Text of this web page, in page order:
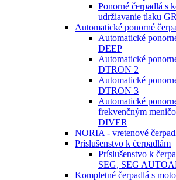
Ponorné čerpadlá s
udržiavanie tlaku
Automatické ponorné
Automatické
DEEP
Automatické
DTRON 2
Automatické
DTRON 3
Automatické
frekvenčným
DIVER
NORIA - vretenové
Príslušenstvo k čerpadlám
Príslušenstvo k
SEG, SEG
Kompletné čerpadlá s